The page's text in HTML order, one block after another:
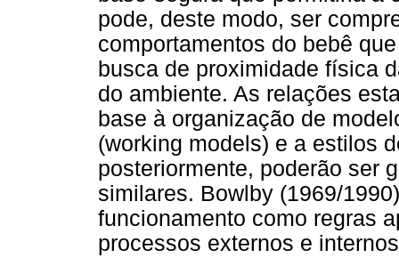
pode, deste modo, ser
comportamentos do bebê
busca de proximidade física
do ambiente. As relações
base à organização de
(working models) e a estilos
posteriormente, poderão ser
similares. Bowlby (1969/
funcionamento como regras
processos externos e